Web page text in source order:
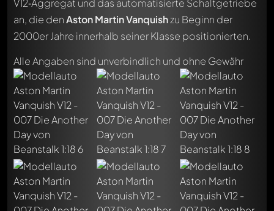
V12‑Aggregat und das automatisierte Schaltgetriebe
an, die denAston Martin Vanquishzu Beginn der
2000er Jahre innerhalb seiner Klasse positionierten.
Alle Angaben sind unverbindlich und ohne Gewähr
Chriskitt vor 9 Monaten